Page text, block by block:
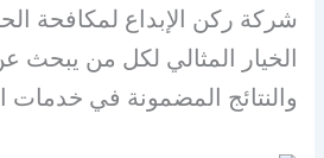
شركة ركن الإبداع لمكافحة
الخيار المثالي لكل من يبحث
والنتائج المضمونة في خدمات